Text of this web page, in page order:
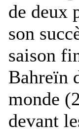
de deux
son
saison
Bahreïn
monde
devant